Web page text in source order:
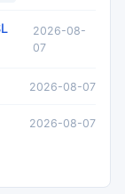
2026-08-
07
2026-08-07
2026-08-07